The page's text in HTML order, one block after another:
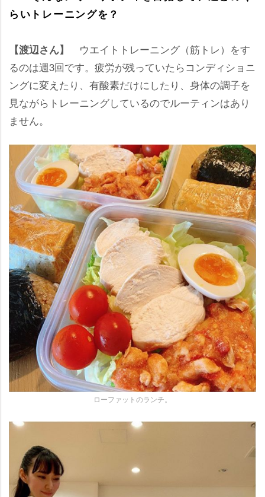
らいトレーニングを？
【渡辺さん】
ウエイトトレーニング（筋トレ）をす
るのは週3回です。疲労が残っていたらコンディショニ
ングに変えたり、有酸素だけにしたり、身体の調子を
見ながらトレーニングしているのでルーティンはあり
ません。
ローファットのランチ。